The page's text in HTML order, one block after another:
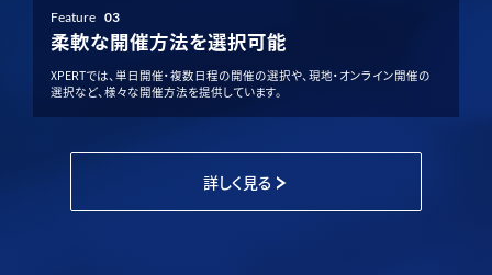
Feature 03
柔軟な開催方法を選択可能
XPERTでは、単日開催・複数日程の開催の選択や、現地・オンライン開催の
選択など、様々な開催方法を提供しています。
詳しく見る